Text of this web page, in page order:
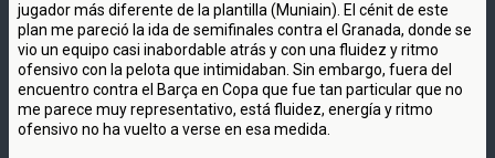
jugador más diferente de la plantilla (Muniain). El cénit de este
plan me pareció la ida de semifinales contra el Granada, donde se
vio un equipo casi inabordable atrás y con una fluidez y ritmo
ofensivo con la pelota que intimidaban. Sin embargo, fuera del
encuentro contra el Barça en Copa que fue tan particular que no
me parece muy representativo, está fluidez, energía y ritmo
ofensivo no ha vuelto a verse en esa medida.